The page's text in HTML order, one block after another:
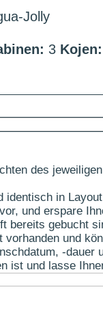
Jolly
3 Kojen:
des
identisch in
und erspare
bereits gebucht
und
-dauer
und lasse